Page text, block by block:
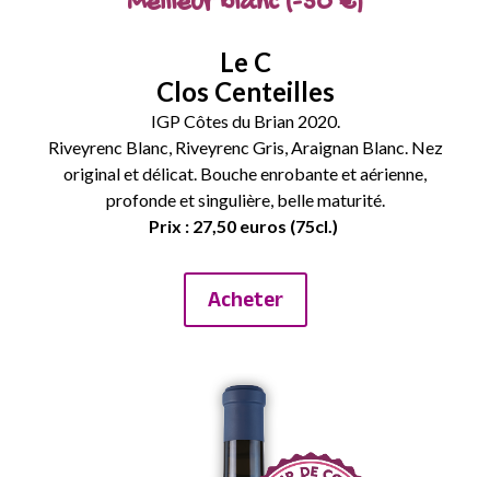
Le C
Clos Centeilles
IGP Côtes du Brian 2020.
Riveyrenc Blanc, Riveyrenc Gris, Araignan Blanc. Nez
original et délicat. Bouche enrobante et aérienne,
profonde et singulière, belle maturité.
Prix : 27,50 euros (75cl.)
Acheter